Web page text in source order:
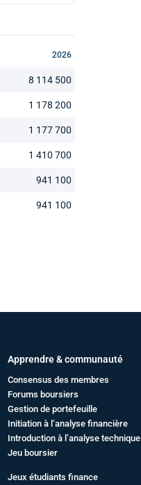
2026
8 114 500
1 178 200
1 177 700
1 410 700
941 100
941 100
Apprendre & communauté
Consensus des membres
Forums boursiers
Gestion de portefeuille
Initiation à l’analyse financière
Introduction à l’analyse technique
Jeu boursier
Jeux étudiants finance